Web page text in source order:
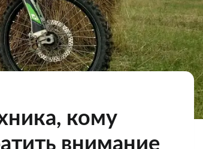
кому
внимание